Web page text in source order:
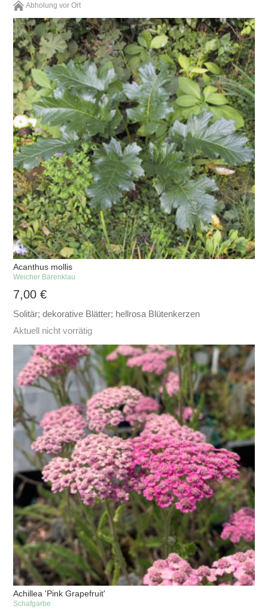
Abholung vor Ort
Acanthus mollis
Weicher Bärenklau
7,00€
Solitär; dekorative Blätter; hellrosa Blütenkerzen
Aktuell nicht vorrätig
Achillea 'Pink Grapefruit'
Schafgarbe